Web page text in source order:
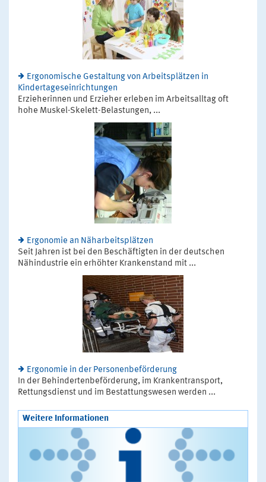
Ergonomische Gestaltung von Arbeitsplätzen in
Kindertageseinrichtungen
Erzieherinnen und Erzieher erleben im Arbeitsalltag oft
hohe Muskel-Skelett-Belastungen, ...
Ergonomie an Näharbeitsplätzen
Seit Jahren ist bei den Beschäftigten in der deutschen
Nähindustrie ein erhöhter Krankenstand mit ...
Ergonomie in der Personenbeförderung
In der Behindertenbeförderung, im Krankentransport,
Rettungsdienst und im Bestattungswesen werden ...
Weitere Informationen